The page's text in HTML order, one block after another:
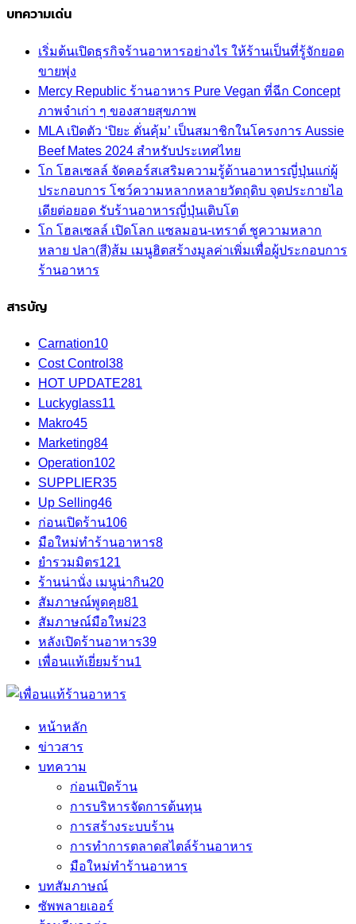
บทความเด่น
เริ่มต้นเปิดธุรกิจร้านอาหารอย่างไร ให้ร้านเป็นที่รู้จักยอด
ขายพุ่ง
Mercy Republic ร้านอาหาร Pure Vegan ที่ฉีก Concept
ภาพจำเก่า ๆ ของสายสุขภาพ
MLA เปิดตัว ‘ปิยะ ดั่นคุ้ม’ เป็นสมาชิกในโครงการ Aussie
Beef Mates 2024 สำหรับประเทศไทย
โก โฮลเซลล์ จัดคอร์สเสริมความรู้ด้านอาหารญี่ปุ่นแก่ผู้
ประกอบการ โชว์ความหลากหลายวัตถุดิบ จุดประกายไอ
เดียต่อยอด รับร้านอาหารญี่ปุ่นเติบโต
โก โฮลเซลล์ เปิดโลก แซลมอน-เทราต์ ชูความหลาก
หลาย ปลา(สี)ส้ม เมนูฮิตสร้างมูลค่าเพิ่มเพื่อผู้ประกอบการ
ร้านอาหาร
สารบัญ
Carnation10
Cost Control 38
HOT UPDATE281
Luckyglass11
Makro45
Marketing84
Operation102
SUPPLIER35
Up Selling46
ก่อนเปิดร้าน106
มือใหม่ทำร้านอาหาร8
ยำรวมมิตร121
ร้านน่านั่ง เมนูน่ากิน20
สัมภาษณ์พูดคุย81
สัมภาษณ์มือใหม่23
หลังเปิดร้านอาหาร39
เพื่อนแท้เยี่ยมร้าน1
หน้าหลัก
ข่าวสาร
บทความ
ก่อนเปิดร้าน
การบริหารจัดการต้นทุน
การสร้างระบบร้าน
การทำการตลาดสไตล์ร้านอาหาร
มือใหม่ทำร้านอาหาร
บทสัมภาษณ์
ซัพพลายเออร์